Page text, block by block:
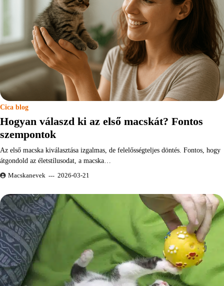
Cica blog
Hogyan válaszd ki az első macskát? Fontos
szempontok
Az első macska kiválasztása izgalmas, de felelősségteljes döntés. Fontos, hogy
átgondold az életstílusodat, a macska…
Macskanevek 2026-03-21